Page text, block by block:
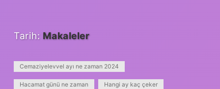
Tarih: Makaleler
Cemaziyelevvel ayı ne zaman 2024
Hacamat günü ne zaman Hangi ay kaç çeker